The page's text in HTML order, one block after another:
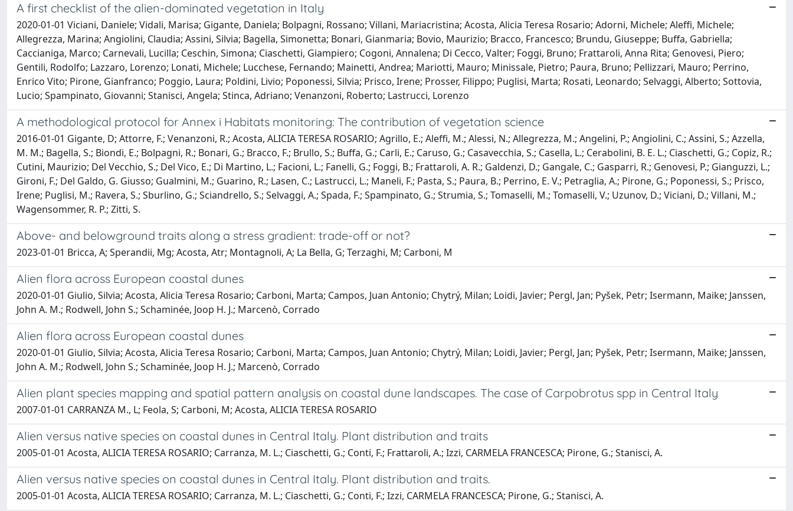
A first checklist of the alien-dominated vegetation in Italy
2020-01-01 Viciani, Daniele; Vidali, Marisa; Gigante, Daniela; Bolpagni, Rossano; Villani, Mariacristina; Acosta, Alicia Teresa Rosario; Adorni, Michele; Aleffi, Michele;
Allegrezza, Marina; Angiolini, Claudia; Assini, Silvia; Bagella, Simonetta; Bonari, Gianmaria; Bovio, Maurizio; Bracco, Francesco; Brundu, Giuseppe; Buffa, Gabriella;
Caccianiga, Marco; Carnevali, Lucilla; Ceschin, Simona; Ciaschetti, Giampiero; Cogoni, Annalena; Di Cecco, Valter; Foggi, Bruno; Frattaroli, Anna Rita; Genovesi, Piero;
Gentili, Rodolfo; Lazzaro, Lorenzo; Lonati, Michele; Lucchese, Fernando; Mainetti, Andrea; Mariotti, Mauro; Minissale, Pietro; Paura, Bruno; Pellizzari, Mauro; Perrino,
Enrico Vito; Pirone, Gianfranco; Poggio, Laura; Poldini, Livio; Poponessi, Silvia; Prisco, Irene; Prosser, Filippo; Puglisi, Marta; Rosati, Leonardo; Selvaggi, Alberto; Sottovia,
Lucio; Spampinato, Giovanni; Stanisci, Angela; Stinca, Adriano; Venanzoni, Roberto; Lastrucci, Lorenzo
A methodological protocol for Annex i Habitats monitoring: The contribution of vegetation science
2016-01-01 Gigante, D; Attorre, F.; Venanzoni, R.; Acosta, ALICIA TERESA ROSARIO; Agrillo, E.; Aleffi, M.; Alessi, N.; Allegrezza, M.; Angelini, P.; Angiolini, C.; Assini, S.; Azzella,
M. M.; Bagella, S.; Biondi, E.; Bolpagni, R.; Bonari, G.; Bracco, F.; Brullo, S.; Buffa, G.; Carli, E.; Caruso, G.; Casavecchia, S.; Casella, L.; Cerabolini, B. E. L.; Ciaschetti, G.; Copiz, R.;
Cutini, Maurizio; Del Vecchio, S.; Del Vico, E.; Di Martino, L.; Facioni, L.; Fanelli, G.; Foggi, B.; Frattaroli, A. R.; Galdenzi, D.; Gangale, C.; Gasparri, R.; Genovesi, P.; Gianguzzi, L.;
Gironi, F.; Del Galdo, G. Giusso; Gualmini, M.; Guarino, R.; Lasen, C.; Lastrucci, L.; Maneli, F.; Pasta, S.; Paura, B.; Perrino, E. V.; Petraglia, A.; Pirone, G.; Poponessi, S.; Prisco,
Irene; Puglisi, M.; Ravera, S.; Sburlino, G.; Sciandrello, S.; Selvaggi, A.; Spada, F.; Spampinato, G.; Strumia, S.; Tomaselli, M.; Tomaselli, V.; Uzunov, D.; Viciani, D.; Villani, M.;
Wagensommer, R. P.; Zitti, S.
Above- and belowground traits along a stress gradient: trade-off or not?
2023-01-01 Bricca, A; Sperandii, Mg; Acosta, Atr; Montagnoli, A; La Bella, G; Terzaghi, M; Carboni, M
Alien flora across European coastal dunes
2020-01-01 Giulio, Silvia; Acosta, Alicia Teresa Rosario; Carboni, Marta; Campos, Juan Antonio; Chytrý, Milan; Loidi, Javier; Pergl, Jan; Pyšek, Petr; Isermann, Maike; Janssen,
John A. M.; Rodwell, John S.; Schaminée, Joop H. J.; Marcenò, Corrado
Alien flora across European coastal dunes
2020-01-01 Giulio, Silvia; Acosta, Alicia Teresa Rosario; Carboni, Marta; Campos, Juan Antonio; Chytrý, Milan; Loidi, Javier; Pergl, Jan; Pyšek, Petr; Isermann, Maike; Janssen,
John A. M.; Rodwell, John S.; Schaminée, Joop H. J.; Marcenò, Corrado
Alien plant species mapping and spatial pattern analysis on coastal dune landscapes. The case of Carpobrotus spp in Central Italy
2007-01-01 CARRANZA M., L; Feola, S; Carboni, M; Acosta, ALICIA TERESA ROSARIO
Alien versus native species on coastal dunes in Central Italy. Plant distribution and traits
2005-01-01 Acosta, ALICIA TERESA ROSARIO; Carranza, M. L.; Ciaschetti, G.; Conti, F.; Frattaroli, A.; Izzi, CARMELA FRANCESCA; Pirone, G.; Stanisci, A.
Alien versus native species on coastal dunes in Central Italy. Plant distribution and traits.
2005-01-01 Acosta, ALICIA TERESA ROSARIO; Carranza, M. L.; Ciaschetti, G.; Conti, F.; Izzi, CARMELA FRANCESCA; Pirone, G.; Stanisci, A.